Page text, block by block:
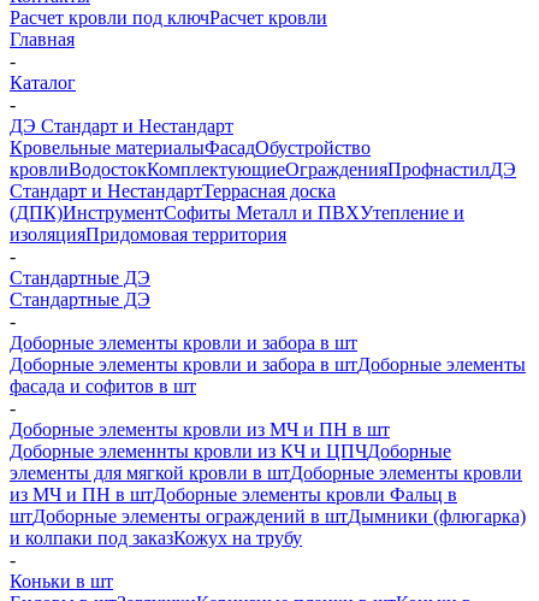
Расчет кровли под ключРасчет кровли
Главная
-
Каталог
-
ДЭ Стандарт и Нестандарт
Кровельные материалыФасадОбустройство
кровлиВодостокКомплектующиеОгражденияПрофнастилДЭ
Стандарт и НестандартТеррасная доска
(ДПК)ИнструментСофиты Металл и ПВХУтепление и
изоляцияПридомовая территория
-
Стандартные ДЭ
Стандартные ДЭ
-
Доборные элементы кровли и забора в шт
Доборные элементы кровли и забора в штДоборные элементы
фасада и софитов в шт
-
Доборные элементы кровли из МЧ и ПН в шт
Доборные элеменнты кровли из КЧ и ЦПЧДоборные
элементы для мягкой кровли в штДоборные элементы кровли
из МЧ и ПН в штДоборные элементы кровли Фальц в
штДоборные элементы ограждений в штДымники (флюгарка)
и колпаки под заказКожух на трубу
-
Коньки в шт